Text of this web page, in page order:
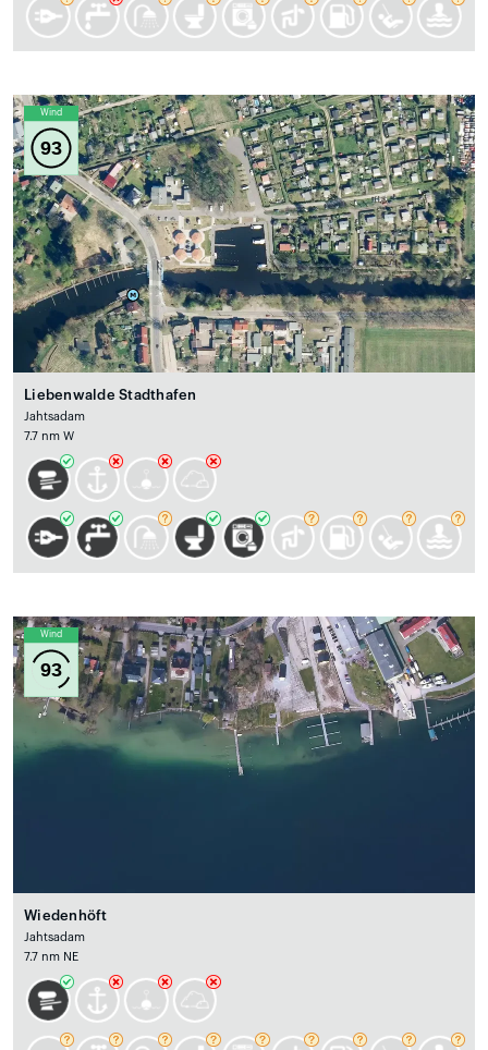
Wind
93
Liebenwalde Stadthafen
Jahtsadam
7.7 nm W
Wind
93
Wiedenhöft
Jahtsadam
7.7 nm NE